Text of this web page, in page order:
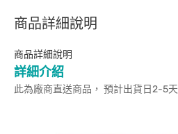
商品詳細說明
商品詳細說明
詳細介紹
此為廠商直送商品， 預計出貨日2-5天